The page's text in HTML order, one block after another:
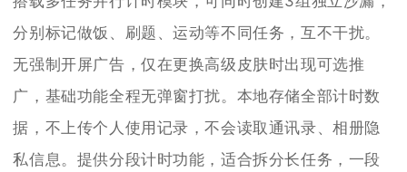
分别标记做饭、刷题、运动等不同任务，互不干扰。
无强制开屏广告，仅在更换高级皮肤时出现可选推
广，基础功能全程无弹窗打扰。本地存储全部计时数
据，不上传个人使用记录，不会读取通讯录、相册隐
私信息。提供分段计时功能，适合拆分长任务，一段